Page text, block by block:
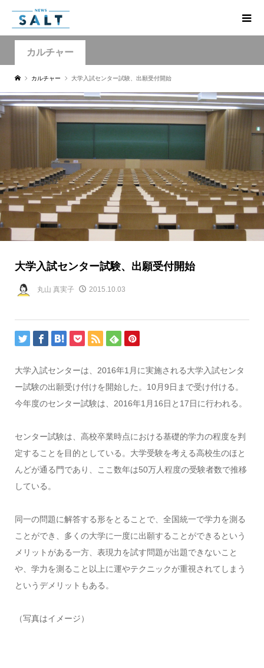
カルチャー
カルチャー 大学入試センター試験、出願受付開始
大学入試センター試験、出願受付開始
丸山 真実子 2015.10.03
大学入試センターは、2016年1月に実施される大学入試センタ
ー試験の出願受け付けを開始した。10月9日まで受け付ける。
今年度のセンター試験は、2016年1月16日と17日に行われる。
センター試験は、高校卒業時点における基礎的学力の程度を判
定することを目的としている。大学受験を考える高校生のほと
んどが通る門であり、ここ数年は50万人程度の受験者数で推移
している。
同一の問題に解答する形をとることで、全国統一で学力を測る
ことができ、多くの大学に一度に出願することができるという
メリットがある一方、表現力を試す問題が出題できないこと
や、学力を測ること以上に運やテクニックが重視されてしまう
というデメリットもある。
（写真はイメージ）